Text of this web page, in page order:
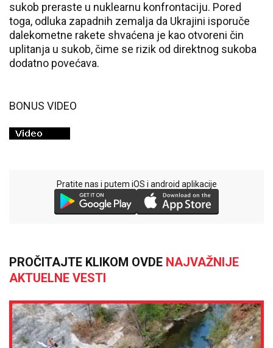
sukob preraste u nuklearnu konfrontaciju. Pored
toga, odluka zapadnih zemalja da Ukrajini isporuče
dalekometne rakete shvaćena je kao otvoreni čin
uplitanja u sukob, čime se rizik od direktnog sukoba
dodatno povećava.
BONUS VIDEO
Pratite nas i putem iOS i android aplikacije
PROČITAJTE KLIKOM OVDE NAJVAŽNIJE
AKTUELNE VESTI